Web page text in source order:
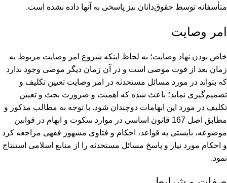
متأسفانه توسط حقوق‌دانان نیز پاسخی به آنها داده نشده است.
امر وصایت
خاص بودن نهاد وصایت؛ به لحاظ اینکه شروع امر وصایت مربوط به
زمان بعد از فوت موصی است و در آن زمان دیگر موصی وجود ندارد
که بتواند در مورد مسائل مستحدثه در امر وصایت تعیین تکلیف و
تصمیم‌گیری نماید؛ باعث شده که اهمیت و ضرورت بحث و تعیین
تکلیف در مورد این ابهامات دوچندان شود. با توجه به مطالب مذکور و
مطابق اصل 167 قانون اساسی در موارد سکوت و ابهام در قوانین
موضوعه، بایستی به قواعد، احکام و فتاوی مشهور فقهی مراجعه کرد
و احکام مورد نیاز و پاسخ مسائل مستحدثه را از منابع اسلامی استنتاج
نمود.